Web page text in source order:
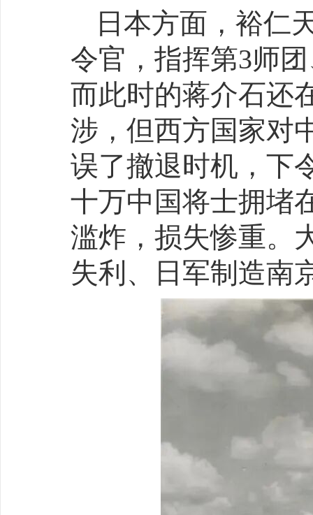
日本方面，裕仁
令官，指挥第3师
而此时的蒋介石还
涉，但西方国家对
误了撤退时机，下
十万中国将士拥堵
滥炸，损失惨重。
失利、日军制造南